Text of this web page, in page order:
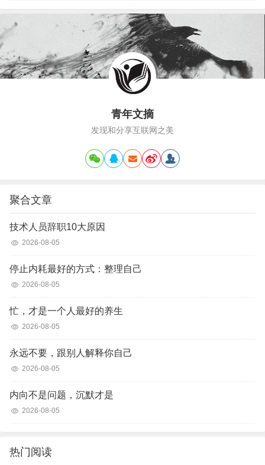
性，掌握加薪的秘诀！职务相关，薪水加一些！行
业相关，再加一些！客…
青年文摘
发现和分享互联网之美
聚合文章
技术人员辞职10大原因
2026-08-05
停止内耗最好的方式：整理自己
2026-08-05
忙，才是一个人最好的养生
2026-08-05
永远不要，跟别人解释你自己
2026-08-05
内向不是问题，沉默才是
2026-08-05
热门阅读